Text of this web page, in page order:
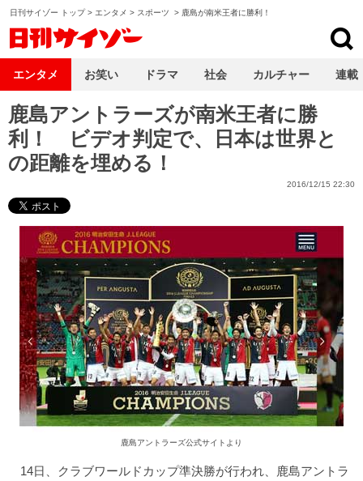
日刊サイゾー トップ> エンタメ > スポーツ > 鹿島が南米王者に勝利！
鹿島アントラーズが南米王者に勝
利！ ビデオ判定で、日本は世界と
の距離を埋める！
2016/12/15 22:30
鹿島アントラーズ公式サイトより
14日、クラブワールドカップ準決勝が行われ、鹿島アントラ
エンタメ お笑い ドラマ 社会 カルチャー 連載